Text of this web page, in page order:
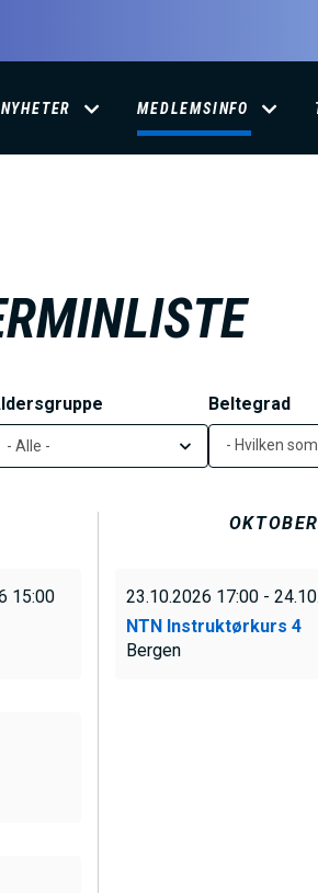
D
NYHETER MEDLEMSINFO
Beltegrad
- Hvilken
15:00
OKTOBER
23.10.2026 17:00 -
NTN Instruktørkurs 4
Bergen